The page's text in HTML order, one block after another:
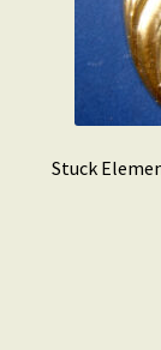
Stuck